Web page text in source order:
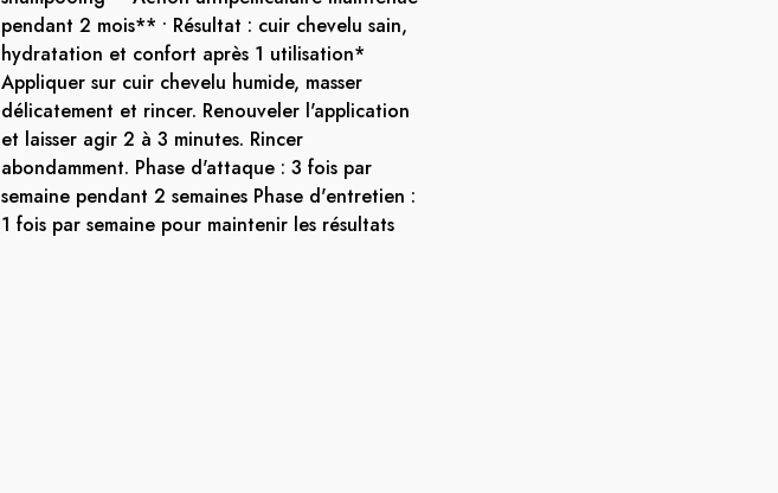
pendant 2 mois** • Résultat : cuir chevelu sain,
hydratation et confort après 1 utilisation*
Appliquer sur cuir chevelu humide, masser
délicatement et rincer. Renouveler l'application
et laisser agir 2 à 3 minutes. Rincer
abondamment. Phase d'attaque : 3 fois par
semaine pendant 2 semaines Phase d'entretien :
1 fois par semaine pour maintenir les résultats